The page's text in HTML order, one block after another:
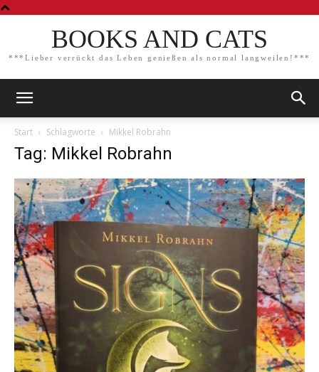
BOOKS AND CATS
***Lieber verrückt das Leben genießen als normal langweilen!***
Start Schlagworte Mikkel Robrahn
Tag: Mikkel Robrahn